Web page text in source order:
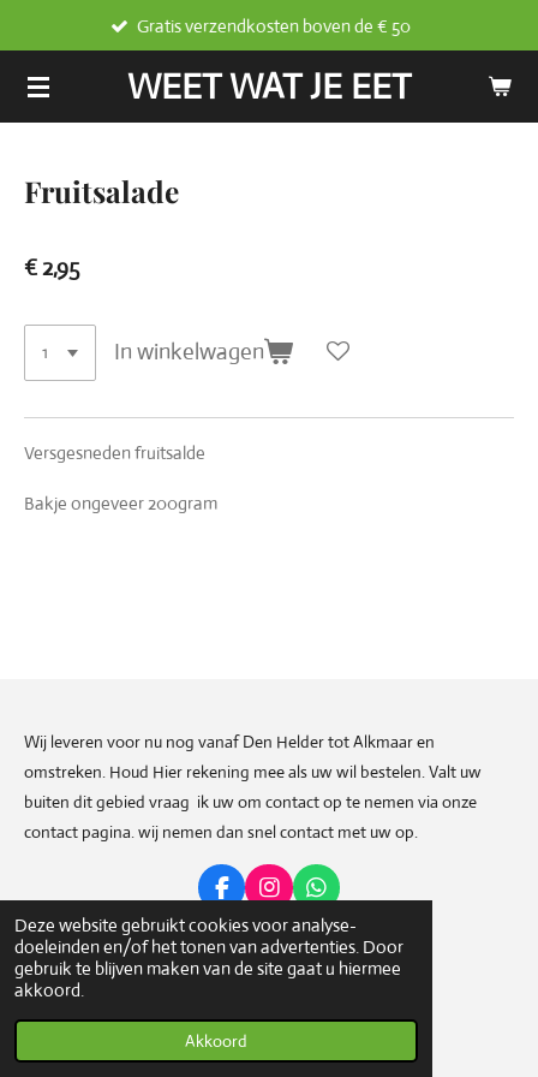
Deze website gebruikt cookies voor analyse-
doeleinden en/of het tonen van advertenties. Door
gebruik te blijven maken van de site gaat u hiermee
akkoord.
Akkoord
naar
de
WEET WAT JE EET
Gratis verzendkosten boven de € 50
Fruitsalade
€ 2,95
In winkelwagen
Versgesneden fruitsalde
Bakje ongeveer 200gram
Wij leveren voor nu nog vanaf Den Helder tot Alkmaar en
omstreken. Houd Hier rekening mee als uw wil bestelen. Valt uw
buiten dit gebied vraag ik uw om contact op te nemen via onze
contact pagina. wij nemen dan snel contact met uw op.
F
a
c
e
b
o
k
I
n
s
t
a
r
m
W
h
a
t
s
p
Deel Share Delen
© 2023 - 2026 Weetwatjeeet